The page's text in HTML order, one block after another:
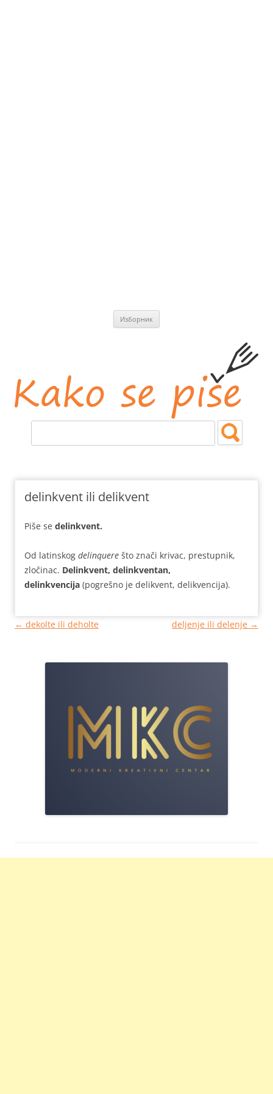
Изборник
delinkvent ili delikvent
Piše se delinkvent.
Od latinskog delinquere što znači krivac, prestupnik,
zločinac. Delinkvent, delinkventan,
delinkvencija (pogrešno je delikvent, delikvencija).
Кретање
← dekolte ili deholte deljenje ili delenje →